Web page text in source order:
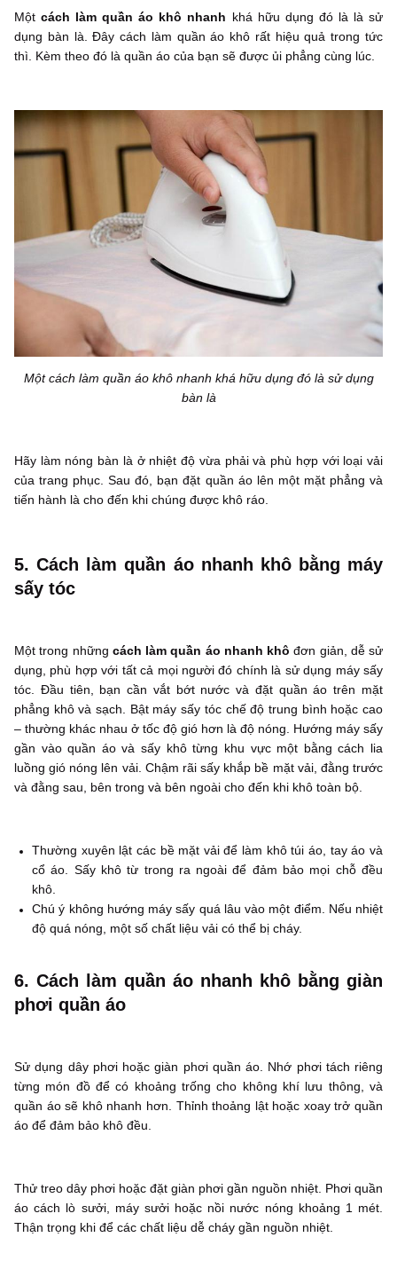
Mộtcách làm quần áo khô nhanh khá hữu dụng đó là là sử
dụng bàn là. Đây cách làm quần áo khô rất hiệu quả trong tức
thì. Kèm theo đó là quần áo của bạn sẽ được ủi phẳng cùng lúc.
Một cách làm quần áo khô nhanh khá hữu dụng đó là sử dụng
bàn là
Hãy làm nóng bàn là ở nhiệt độ vừa phải và phù hợp với loại vải
của trang phục. Sau đó, bạn đặt quần áo lên một mặt phẳng và
tiến hành là cho đến khi chúng được khô ráo.
5. Cách làm quần áo nhanh khô bằng máy
sấy tóc
Một trong những cách làm quần áo nhanh khô đơn giản, dễ sử
dụng, phù hợp với tất cả mọi người đó chính là sử dụng máy sấy
tóc. Đầu tiên, bạn cần vắt bớt nước và đặt quần áo trên mặt
phẳng khô và sạch. Bật máy sấy tóc chế độ trung bình hoặc cao
– thường khác nhau ở tốc độ gió hơn là độ nóng. Hướng máy sấy
gần vào quần áo và sấy khô từng khu vực một bằng cách lia
luồng gió nóng lên vải. Chậm rãi sấy khắp bề mặt vải, đằng trước
và đằng sau, bên trong và bên ngoài cho đến khi khô toàn bộ.
Thường xuyên lật các bề mặt vải để làm khô túi áo, tay áo và
cổ áo. Sấy khô từ trong ra ngoài để đảm bảo mọi chỗ đều
khô.
Chú ý không hướng máy sấy quá lâu vào một điểm. Nếu nhiệt
độ quá nóng, một số chất liệu vải có thể bị cháy.
6. Cách làm quần áo nhanh khô bằng giàn
phơi quần áo
Sử dụng dây phơi hoặc giàn phơi quần áo. Nhớ phơi tách riêng
từng món đồ để có khoảng trống cho không khí lưu thông, và
quần áo sẽ khô nhanh hơn. Thỉnh thoảng lật hoặc xoay trở quần
áo để đảm bảo khô đều.
Thử treo dây phơi hoặc đặt giàn phơi gần nguồn nhiệt. Phơi quần
áo cách lò sưởi, máy sưởi hoặc nồi nước nóng khoảng 1 mét.
Thận trọng khi để các chất liệu dễ cháy gần nguồn nhiệt.